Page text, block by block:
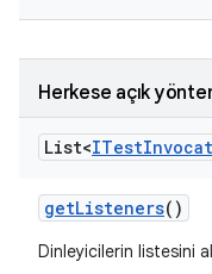
Herkese açık
List<ITest
getListeners()
Dinleyicilerin listesini